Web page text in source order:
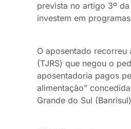
prevista no artigo 3º
investem em
O aposentado recorreu
(TJRS) que negou o
aposentadoria pagos
alimentação”
Grande do Sul